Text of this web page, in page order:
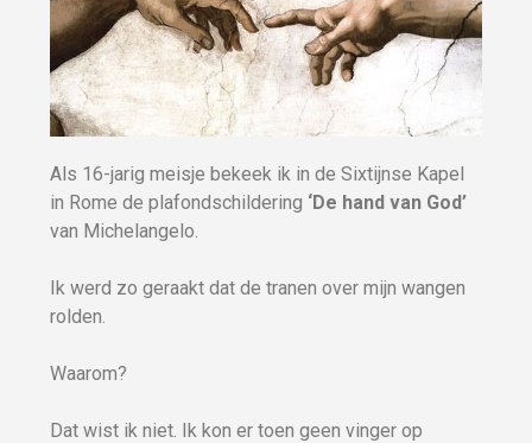
Als 16-jarig meisje bekeek ik in de Sixtijnse Kapel
in Rome de plafondschildering ‘De hand van God’
van Michelangelo.
Ik werd zo geraakt dat de tranen over mijn wangen
rolden.
Waarom?
Dat wist ik niet. Ik kon er toen geen vinger op